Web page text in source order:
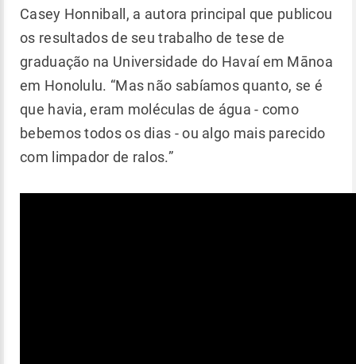
Casey Honniball, a autora principal que publicou
os resultados de seu trabalho de tese de
graduação na Universidade do Havaí em Mānoa
em Honolulu. “Mas não sabíamos quanto, se é
que havia, eram moléculas de água - como
bebemos todos os dias - ou algo mais parecido
com limpador de ralos.”